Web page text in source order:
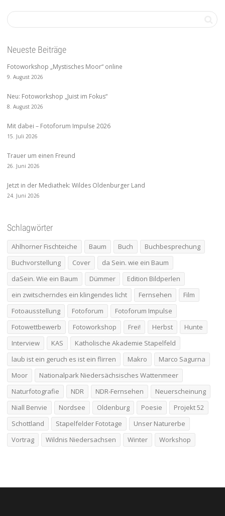
Neueste Beiträge
Fotoworkshop „Mystisches Moor“ online
9. August 2026
Neu: Fotoworkshop „Juist im Fokus“
8. August 2026
Mit dabei – Fotoforum Impulse 2026
15. Juli 2026
Trauer um einen Freund
26. Juni 2026
Jetzt in der Mediathek: Wildes Oldenburger Land
24. Juni 2026
Schlagwörter
Ahlhorner Fischteiche Baum Buch
Buchbesprechung
Buchvorstellung
Cover
da Sein. wie ein Baum
daSein. Wie ein Baum
Dümmer
Edition Bildperlen
ein zwitscherndes ein klingendes licht
Fernsehen
Film
Fotoausstellung
Fotoforum
Fotoforum Impulse
Fotowettbewerb
Fotoworkshop Frei! Herbst
Hunte
Interview
KAS
Katholische Akademie Stapelfeld
laub ist ein geruch es ist ein flirren
Makro
Marco Sagurna
Moor
Nationalpark Niedersächsisches Wattenmeer
Naturfotografie
NDR NDR-Fernsehen
Neuerscheinung
Niall Benvie
Nordsee Oldenburg Poesie
Projekt 52
Schottland
Stapelfelder Fototage
Unser Naturerbe
Vortrag
Wildnis Niedersachsen Winter Workshop